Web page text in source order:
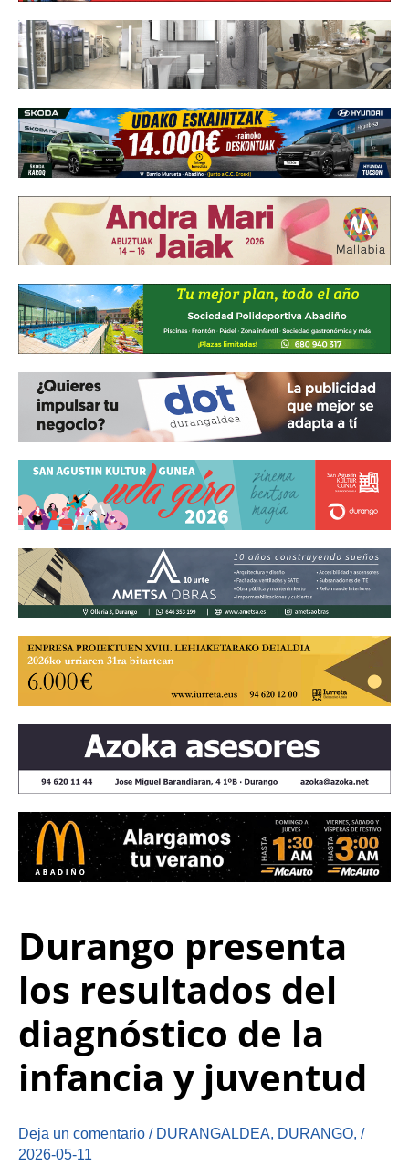
Durango presenta
los resultados del
diagnóstico de la
infancia y juventud
Deja un comentario / DURANGALDEA, DURANGO, /
2026-05-11